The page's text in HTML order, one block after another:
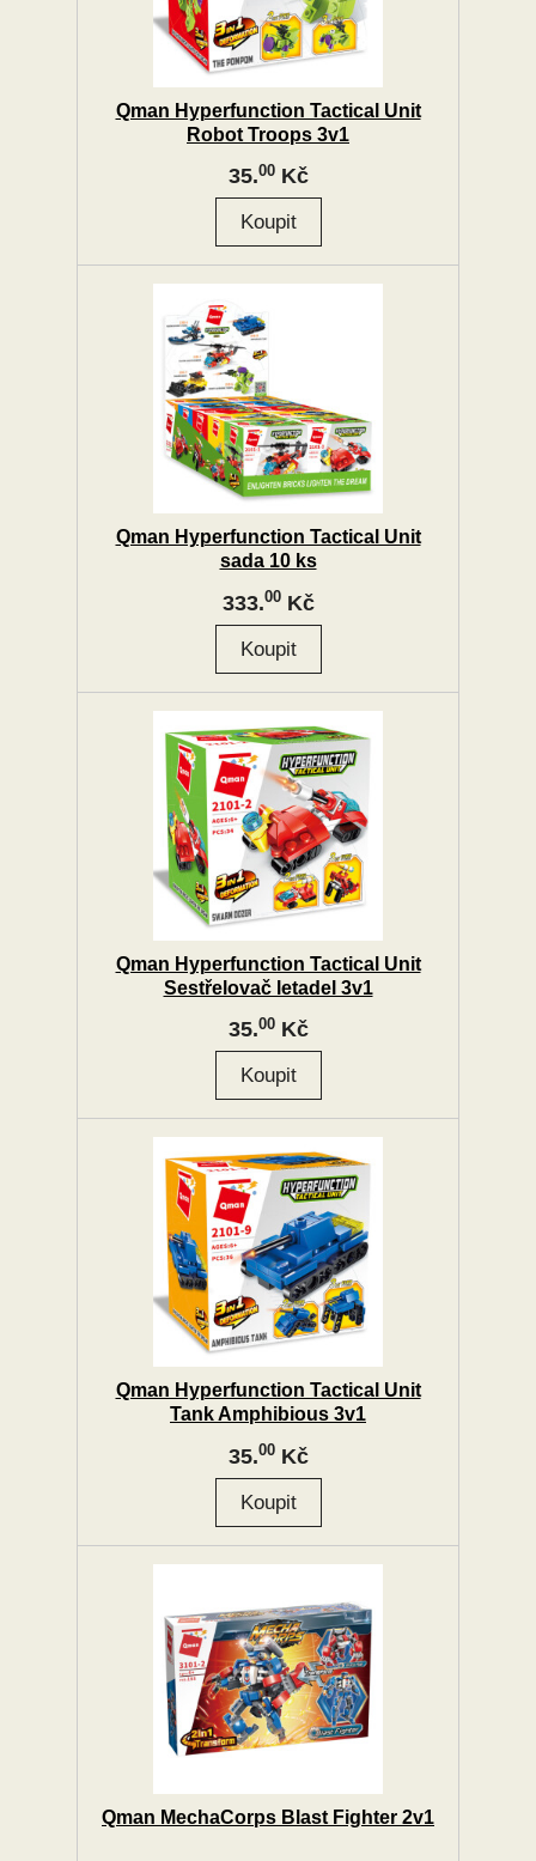
Qman Hyperfunction Tactical Unit
Robot Troops 3v1
35.00Kč
Qman Hyperfunction Tactical Unit
sada 10 ks
333.00Kč
Qman Hyperfunction Tactical Unit
Sestřelovač letadel 3v1
35.00Kč
Qman Hyperfunction Tactical Unit
Tank Amphibious 3v1
35.00Kč
Qman MechaCorps Blast Fighter 2v1